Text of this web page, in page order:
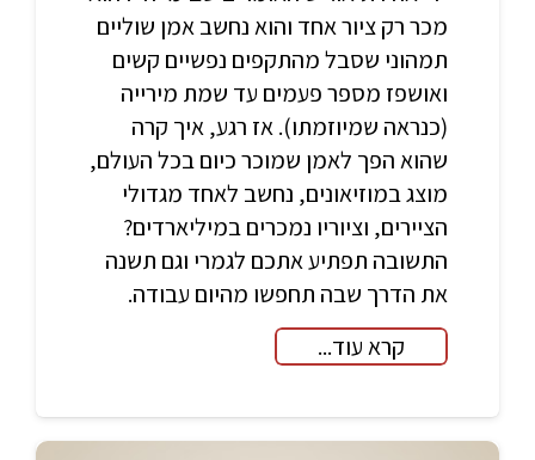
מכר רק ציור אחד והוא נחשב אמן שוליים
תמהוני שסבל מהתקפים נפשיים קשים
ואושפז מספר פעמים עד שמת מירייה
(כנראה שמיוזמתו). אז רגע, איך קרה
שהוא הפך לאמן שמוכר כיום בכל העולם,
מוצג במוזיאונים, נחשב לאחד מגדולי
הציירים, וציוריו נמכרים במיליארדים?
התשובה תפתיע אתכם לגמרי וגם תשנה
את הדרך שבה תחפשו מהיום עבודה.
קרא עוד...